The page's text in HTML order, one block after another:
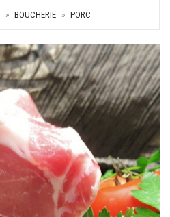
BOUCHERIE PORC